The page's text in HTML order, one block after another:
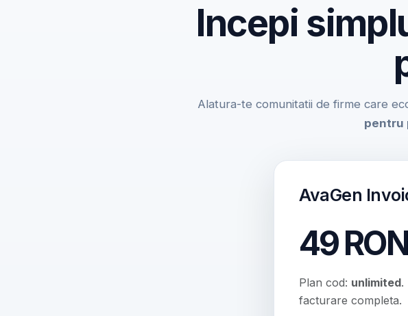
Incepi
Alatura-te comunitatii de firme care
pentru
AvaGen
49 RON
Plan cod: unlimited.
facturare completa.